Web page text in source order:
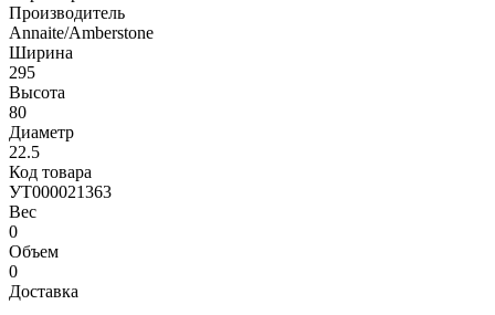
Производитель
Annaite/Amberstone
Ширина
295
Высота
80
Диаметр
22.5
Код товара
УТ000021363
Вес
0
Объем
0
Доставка